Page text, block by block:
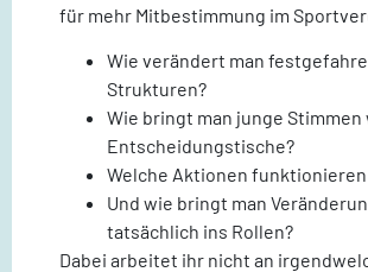
für mehr Mitbestimmung im
Wie verändert man
Strukturen?
Wie bringt man junge Stimmen
Entscheidungstische?
Welche Aktionen
Und wie bringt man
tatsächlich ins Rollen?
Dabei arbeitet ihr nicht an